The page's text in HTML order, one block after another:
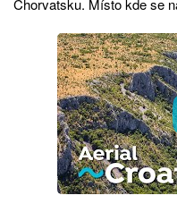
Chorvatsku. Místo kde se